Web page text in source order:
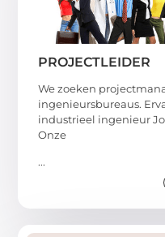
PROJECTLEIDER
We zoeken
ingenieursbureaus.
industrieel ingenieur
Onze
...